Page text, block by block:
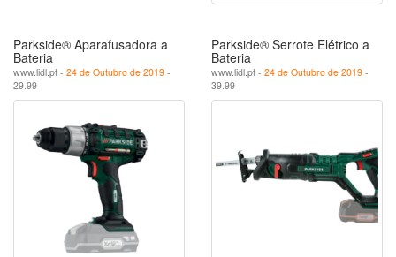
Parkside® Aparafusadora a
Bateria
www.lidl.pt - 24 de Outubro de 2019 -
29.99
Parkside® Serrote Elétrico a
Bateria
www.lidl.pt - 24 de Outubro de 2019 -
39.99